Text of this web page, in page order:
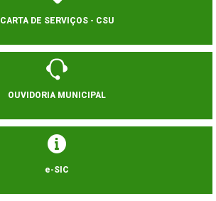
CARTA DE SERVIÇOS - CSU
OUVIDORIA MUNICIPAL
e-SIC